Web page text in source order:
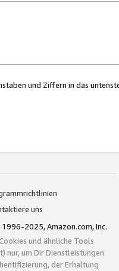
und Ziffern in das
uns
2025, Amazon.com, Inc.
und ähnliche Tools
nur, um Dir Dienstleistungen
der Erhaltung